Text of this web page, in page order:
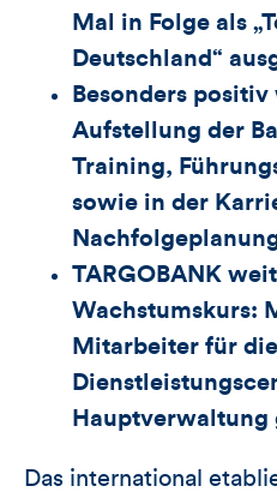
Mal in Folge als „
Deutschland“
Besonders
Aufstellung der
Training,
sowie in der
TARGOBANK
Wachstumskurs:
Mitarbeiter für
Hauptverwaltung
Das international